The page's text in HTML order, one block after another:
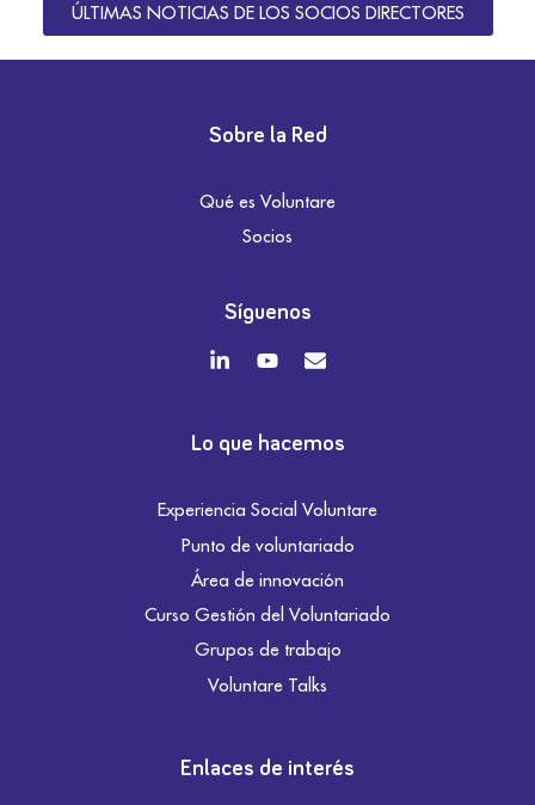
ÚLTIMAS NOTICIAS DE LOS SOCIOS DIRECTORES
Sobre la Red
Qué es Voluntare
Socios
Síguenos
Lo que hacemos
Experiencia Social Voluntare
Punto de voluntariado
Área de innovación
Curso Gestión del Voluntariado
Grupos de trabajo
Voluntare Talks
Enlaces de interés